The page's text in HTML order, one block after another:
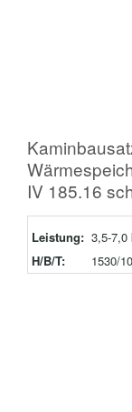
IV 185.16
Leistung: 3,5-7,0
H/B/T:
1530/